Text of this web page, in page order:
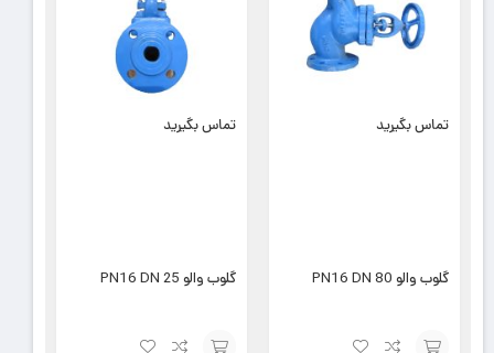
تماس بگیرید
گلوب والو PN16 DN 80
تماس بگیرید
گلوب والو PN16 DN 25